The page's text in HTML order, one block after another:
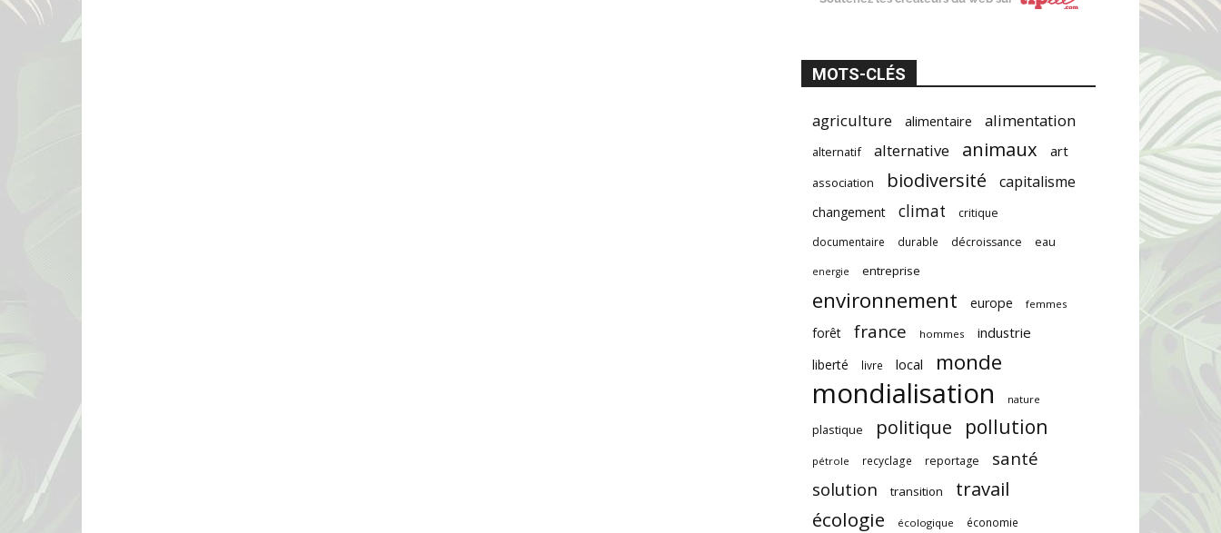
MOTS-CLÉS
agriculture alimentaire alimentation
alternatif alternative animaux art
association biodiversité capitalisme
changement climat
critique
documentaire
durable décroissance eau
energie entreprise
environnement europe femmes
forêt france hommes industrie
liberté livre local monde
mondialisation nature
plastique politique pollution
pétrole recyclage reportage
santé
solution
transition
travail
écologie
écologique économie